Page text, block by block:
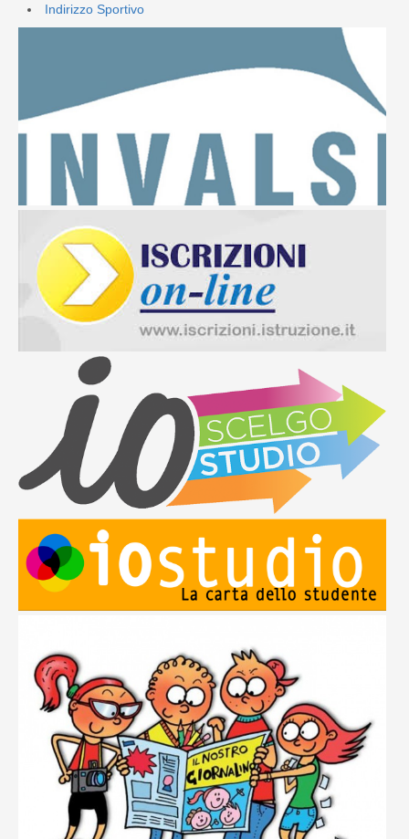
Indirizzo Sportivo